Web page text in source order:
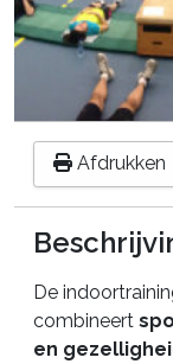
Afdrukken
De
combineert
en